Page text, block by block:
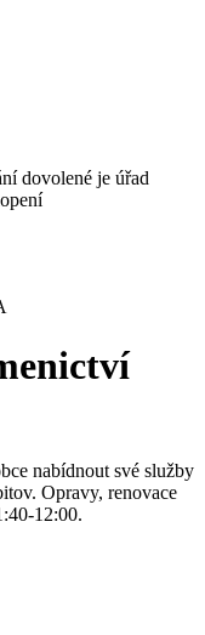
dovolené je úřad
nabídnout své služby
Opravy, renovace
12:00.